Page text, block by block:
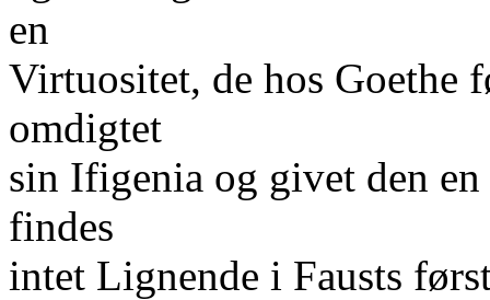
en
Virtuositet, de hos Goethe
omdigtet
sin Ifigenia og givet den
findes
intet Lignende i Fausts